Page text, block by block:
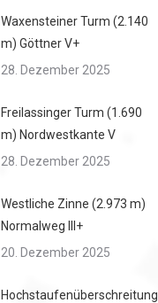
Waxensteiner Turm (2.140
m) Göttner V+
28. Dezember 2025
Freilassinger Turm (1.690
m) Nordwestkante V
28. Dezember 2025
Westliche Zinne (2.973 m)
Normalweg III+
20. Dezember 2025
Hochstaufenüberschreitung